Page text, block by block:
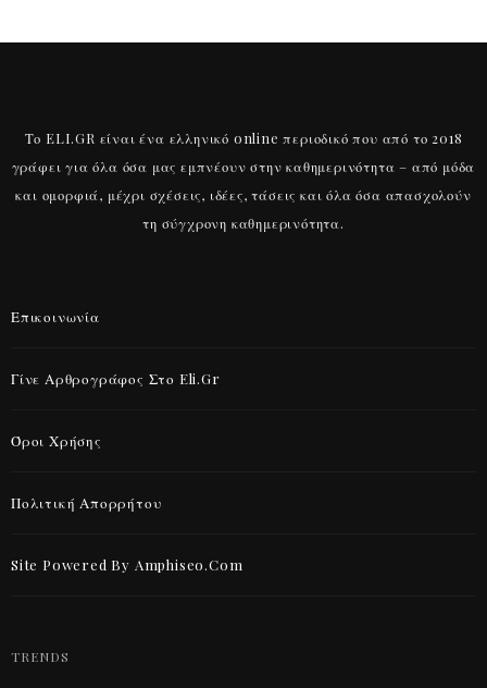
Το ELI.GR είναι ένα ελληνικό online περιοδικό που από το 2018
γράφει για όλα όσα μας εμπνέουν στην καθημερινότητα – από μόδα
και ομορφιά, μέχρι σχέσεις, ιδέες, τάσεις και όλα όσα απασχολούν
τη σύγχρονη καθημερινότητα.
Επικοινωνία
Γίνε Αρθρογράφος Στο Eli.gr
Όροι Χρήσης
Πολιτική Απορρήτου
Site Powered By Amphiseo.com
TRENDS